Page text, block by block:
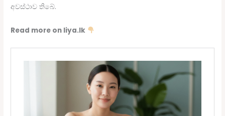
අවස්ථාව තිබේ.
Read more on liya.lk